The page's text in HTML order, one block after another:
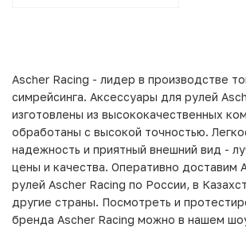
Ascher Racing - лидер в производстве
симрейсинга. Аксессуары для рулей
изготовлены из высококачественных
обработаны с высокой точностью.
надежность и приятный внешний вид -
цены и качества. Оперативно доставим
рулей Ascher Racing по России, в
другие страны. Посмотреть и
бренда Ascher Racing можно в нашем